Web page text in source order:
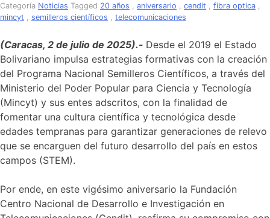
Categoría Noticias Tagged 20 años aniversario cendit fibra optica
mincyt
semilleros científicos telecomunicaciones
(Caracas, 2 de julio de 2025).- Desde el 2019 el Estado
Bolivariano impulsa estrategias formativas con la creación
del Programa Nacional Semilleros Científicos, a través del
Ministerio del Poder Popular para Ciencia y Tecnología
(Mincyt) y sus entes adscritos, con la finalidad de
fomentar una cultura científica y tecnológica desde
edades tempranas para garantizar generaciones de relevo
que se encarguen del futuro desarrollo del país en estos
campos (STEM).
Por ende, en este vigésimo aniversario la Fundación
Centro Nacional de Desarrollo e Investigación en